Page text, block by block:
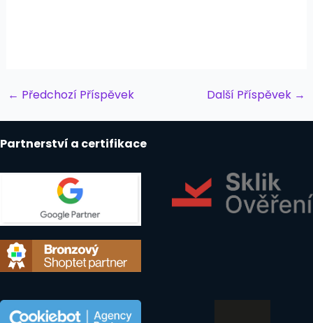
Post
← Předchozí Příspěvek Další Příspěvek →
Partnerství a certifikace